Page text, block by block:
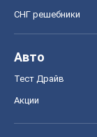
СНГ решебники
Авто
Тест Драйв
Акции